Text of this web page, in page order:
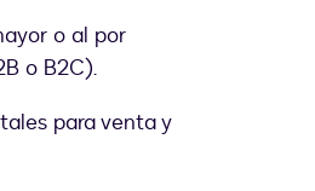
o al por
o B2C).
para venta y